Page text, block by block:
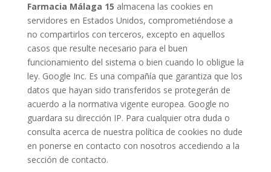
Farmacia Málaga 15 almacena las cookies en
servidores en Estados Unidos, comprometiéndose a
no compartirlos con terceros, excepto en aquellos
casos que resulte necesario para el buen
funcionamiento del sistema o bien cuando lo obligue la
ley. Google Inc. Es una compañía que garantiza que los
datos que hayan sido transferidos se protegerán de
acuerdo a la normativa vigente europea. Google no
guardara su dirección IP. Para cualquier otra duda o
consulta acerca de nuestra política de cookies no dude
en ponerse en contacto con nosotros accediendo a la
sección de contacto.